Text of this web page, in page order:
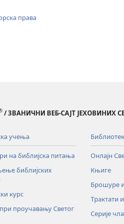
права
/ ЗВАНИЧНИ ВЕБ-САЈТ ЈЕХОВИНИХ
учења
на библијска питања
библијских
курс
проучавању Светог
Онлајн
Књиге
Брошуре
Трактати
Серије